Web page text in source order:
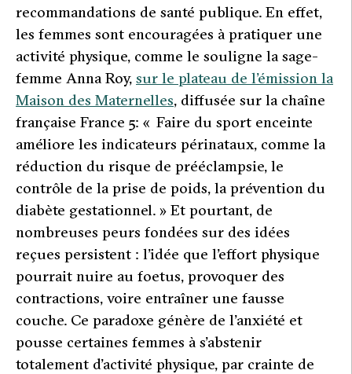
recommandations de santé publique. En effet,
les femmes sont encouragées à pratiquer une
activité physique, comme le souligne la sage-
femme Anna Roy, sur le plateau de l’émission la
Maison des Maternelles, diffusée sur la chaîne
française France 5: « Faire du sport enceinte
améliore les indicateurs périnataux, comme la
réduction du risque de prééclampsie, le
contrôle de la prise de poids, la prévention du
diabète gestationnel. » Et pourtant, de
nombreuses peurs fondées sur des idées
reçues persistent : l’idée que l’effort physique
pourrait nuire au foetus, provoquer des
contractions, voire entraîner une fausse
couche. Ce paradoxe génère de l’anxiété et
pousse certaines femmes à s’abstenir
totalement d’activité physique, par crainte de